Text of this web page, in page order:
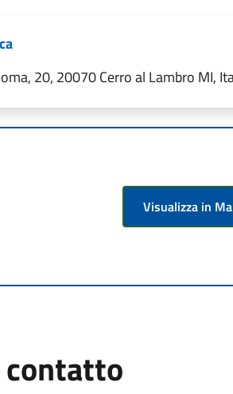
20, 20070 Cerro al Lambro MI,
Visualizza in